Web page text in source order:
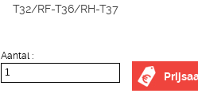
T32/RF-T36/RH-T37
Aantal :